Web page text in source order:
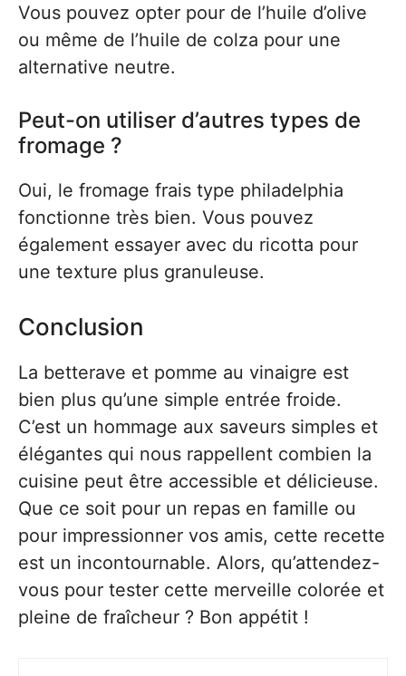
Vous pouvez opter pour de l’huile d’olive
ou même de l’huile de colza pour une
alternative neutre.
Peut-on utiliser d’autres types de
fromage ?
Oui, le fromage frais type philadelphia
fonctionne très bien. Vous pouvez
également essayer avec du ricotta pour
une texture plus granuleuse.
Conclusion
La betterave et pomme au vinaigre est
bien plus qu’une simple entrée froide.
C’est un hommage aux saveurs simples et
élégantes qui nous rappellent combien la
cuisine peut être accessible et délicieuse.
Que ce soit pour un repas en famille ou
pour impressionner vos amis, cette recette
est un incontournable. Alors, qu’attendez-
vous pour tester cette merveille colorée et
pleine de fraîcheur ? Bon appétit !